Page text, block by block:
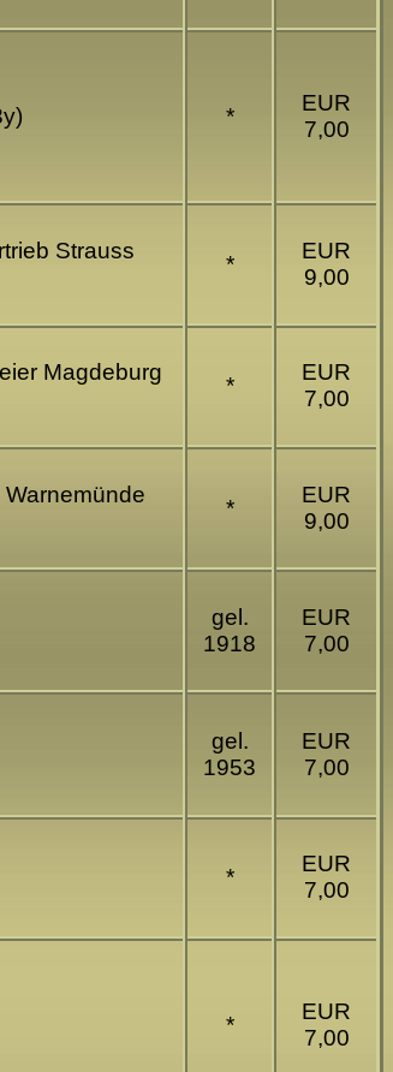
*
EUR
7,00
Strauss
*
EUR
9,00
Magdeburg
*
EUR
7,00
*
EUR
9,00
gel.
1918
EUR
7,00
gel.
1953
EUR
7,00
*
EUR
7,00
*
EUR
7,00